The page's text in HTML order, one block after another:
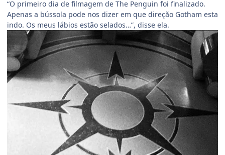
“O primeiro dia de filmagem de The Penguin foi finalizado.
Apenas a bússola pode nos dizer em que direção Gotham esta
indo. Os meus lábios estão selados…”, disse ela.